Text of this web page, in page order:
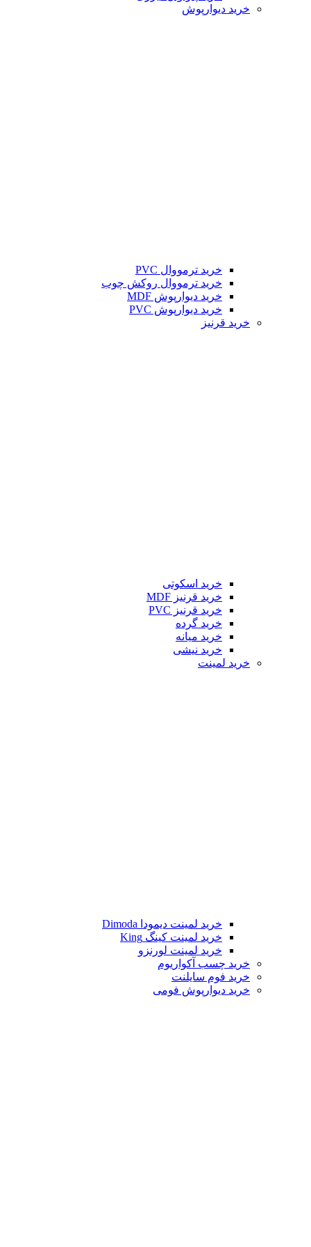
خرید دیوارپوش
خرید ترمووال PVC
خرید ترمووال روکش چوب
خرید دیوارپوش MDF
خرید دیوارپوش PVC
خرید قرنیز
خرید اسکوتی
خرید قرنیز MDF
خرید قرنیز PVC
خرید گرده
خرید میانه
خرید نیشی
خرید لمینت
خرید لمینت دیمودا Dimoda
خرید لمینت کینگ King
خرید لمینت لورنزو
خرید چسب آکواریوم
خرید فوم سایلنت
خرید دیوارپوش فومی